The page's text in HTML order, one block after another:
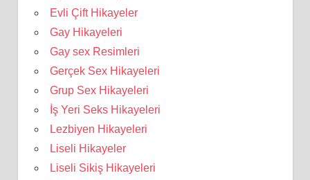
Evli Çift Hikayeler
Gay Hikayeleri
Gay sex Resimleri
Gerçek Sex Hikayeleri
Grup Sex Hikayeleri
İş Yeri Seks Hikayeleri
Lezbiyen Hikayeleri
Liseli Hikayeler
Liseli Sikiş Hikayeleri